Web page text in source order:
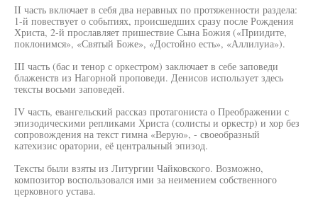
II часть включает в себя два неравных по протяженности раздела:
1-й повествует о событиях, происшедших сразу после Рождения
Христа, 2-й прославляет пришествие Сына Божия («Приидите,
поклонимся», «Святый Боже», «Достойно есть», «Аллилуиа»).
III часть (бас и тенор с оркестром) заключает в себе заповеди
блаженств из Нагорной проповеди. Денисов использует здесь
тексты восьми заповедей.
IV часть, евангельский рассказ протагониста о Преображении с
эпизодическими репликами Христа (солисты и оркестр) и хор без
сопровождения на текст гимна «Верую», - своеобразный
катехизис оратории, её центральный эпизод.
Тексты были взяты из Литургии Чайковского. Возможно,
композитор воспользовался ими за неимением собственного
церковного устава.